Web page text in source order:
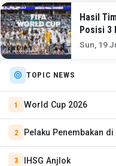
Hasil
Posisi 3
Three
Sun, 19
TOPIC NEWS
World Cup 2026
Pelaku Penembakan
IHSG Anjlok